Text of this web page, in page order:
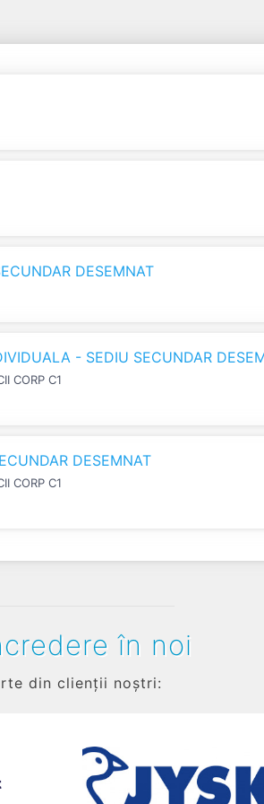
DESEMNAT
- SEDIU SECUNDAR
CORP C1
DESEMNAT
CORP C1
în noi
din clienții noștri: